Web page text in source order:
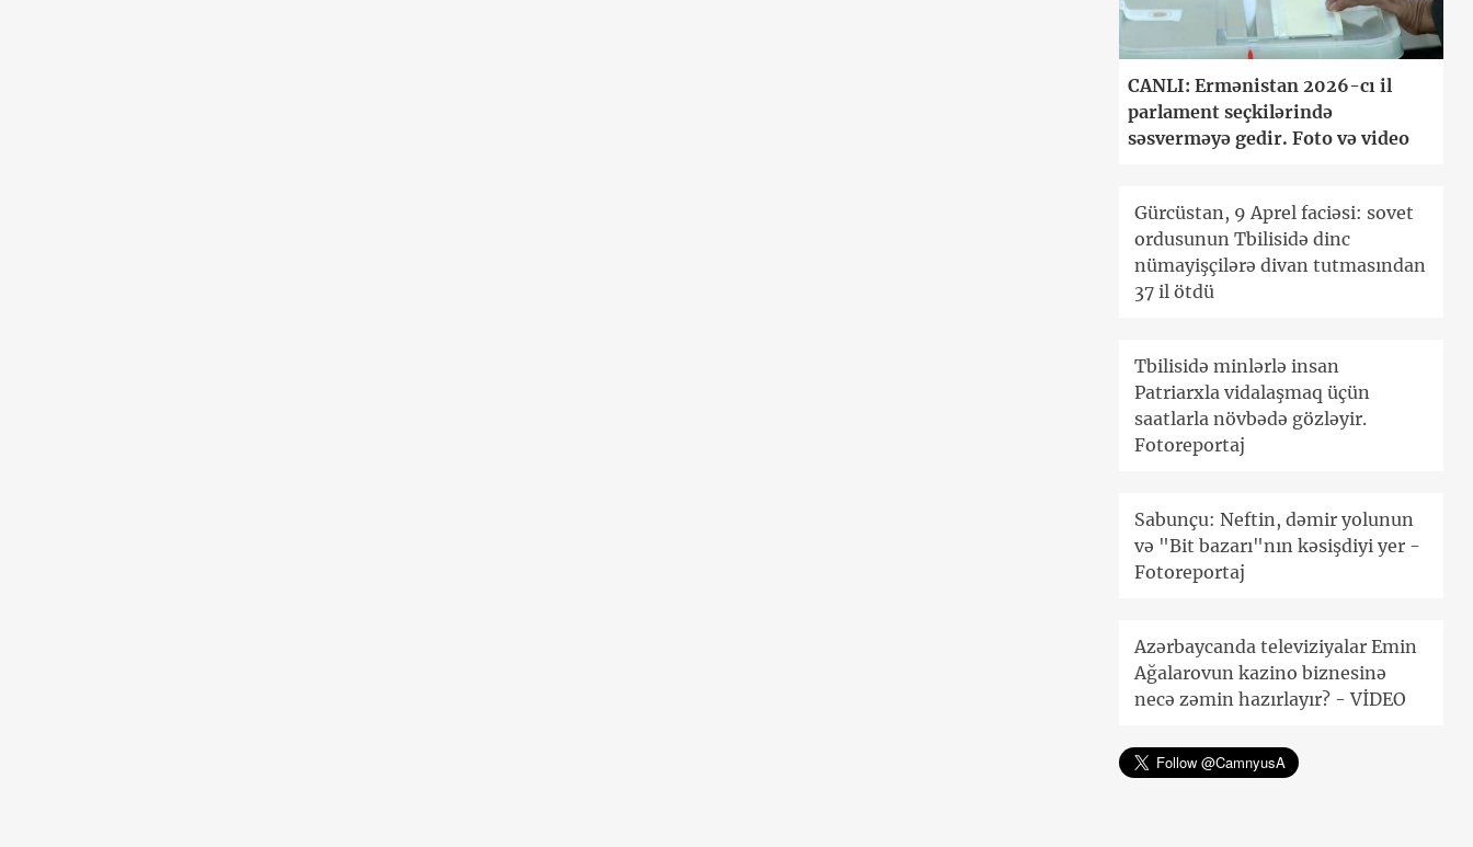
CANLI: Ermənistan 2026-cı il
parlament seçkilərində
səsverməyə gedir. Foto və video
Gürcüstan, 9 Aprel faciəsi: sovet
ordusunun Tbilisidə dinc
nümayişçilərə divan tutmasından
37 il ötdü
Tbilisidə minlərlə insan
Patriarxla vidalaşmaq üçün
saatlarla növbədə gözləyir.
Fotoreportaj
Sabunçu: Neftin, dəmir yolunun
və "Bit bazarı"nın kəsişdiyi yer -
Fotoreportaj
Azərbaycanda televiziyalar Emin
Ağalarovun kazino biznesinə
necə zəmin hazırlayır? - VİDEO